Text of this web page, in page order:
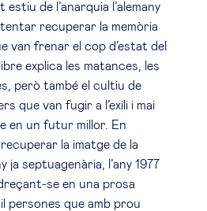
de l’anarquia l’alemany
recuperar la memòria
van frenar el cop d’estat del
explica les matances, les
però també el cultiu de
que van fugir a l’exili i mai
en un futur millor. En
la imatge de la
septuagenària, l’any 1977
se en una prosa
persones que amb prou